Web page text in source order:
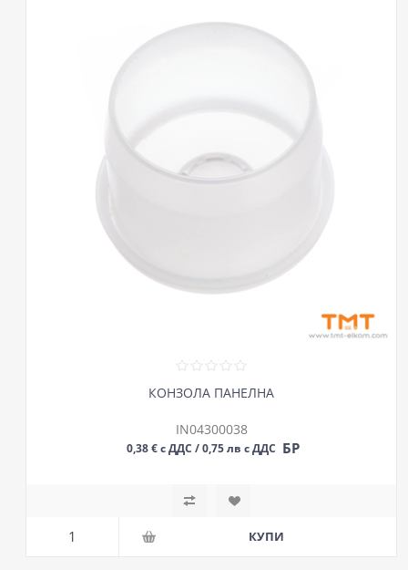
КОНЗОЛА ПАНЕЛНА
IN04300038
0,38 € с ДДС / 0,75 лв с ДДС БР